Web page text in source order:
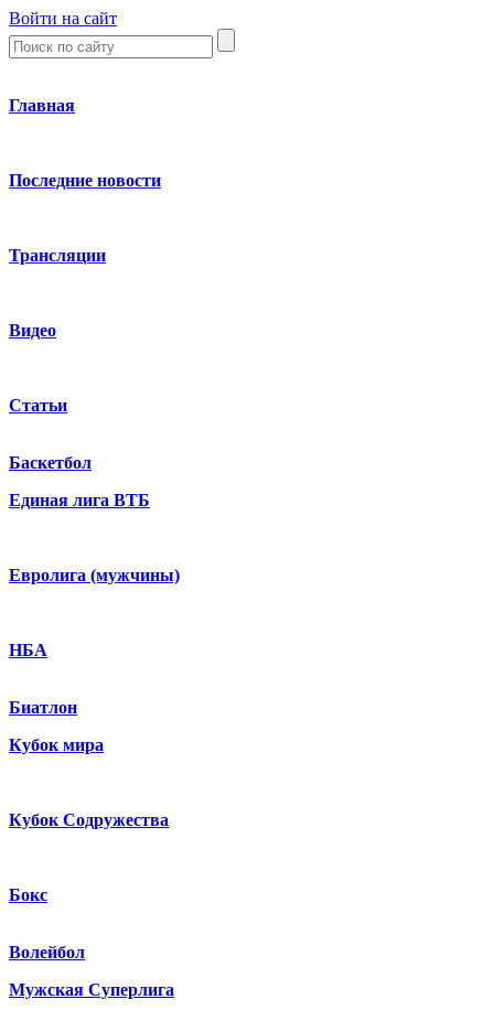
Войти на сайт
Главная
Последние новости
Трансляции
Видео
Статьи
Баскетбол
Единая лига ВТБ
Евролига (мужчины)
НБА
Биатлон
Кубок мира
Кубок Содружества
Бокс
Волейбол
Мужская Суперлига